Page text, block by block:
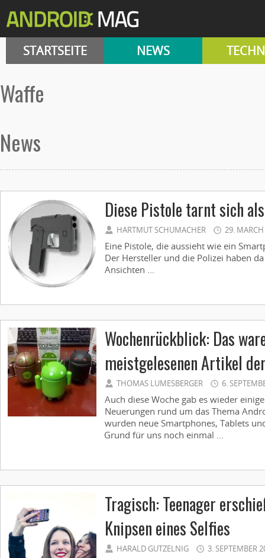
STARTSEITE NEWS
Waffe
News
Diese Pistole tarnt sich
HARTMUT SCHUMACHER 29.
Eine Pistole, die aussieht wie ein
Der Hersteller und die Polizei haben
Ansichten ...
Wochenrückblick: Das
meistgelesenen Artikel
THOMAS LUMESBERGER 6.
Auch diese Woche gab es wieder
Neuerungen rund um das Thema
wurden neue Smartphones, Tablets
Grund für uns noch einmal ...
Tragisch: Teenager
Knipsen eines Selfies
HARALD GUTZELNIG 3. SEPTEMBER